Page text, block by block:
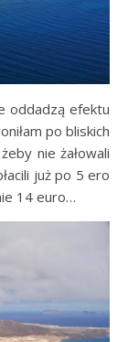
oddadzą efektu
po bliskich
nie żałowali
już po 5 ero
14 euro…